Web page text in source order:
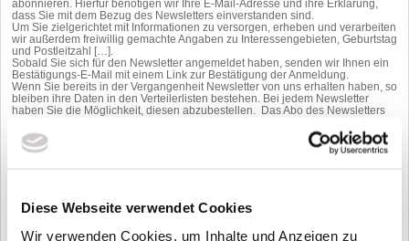
Diese Webseite verwendet Cookies
Wir verwenden Cookies, um Inhalte und Anzeigen zu
abonnieren. Hierfür benötigen wir Ihre E-Mail-Adresse und ihre Erklärung,
dass Sie mit dem Bezug des Newsletters einverstanden sind.
Um Sie zielgerichtet mit Informationen zu versorgen, erheben und verarbeiten
wir außerdem freiwillig gemachte Angaben zu Interessengebieten, Geburtstag
und Postleitzahl […].
Sobald Sie sich für den Newsletter angemeldet haben, senden wir Ihnen ein
Bestätigungs-E-Mail mit einem Link zur Bestätigung der Anmeldung.
Wenn Sie bereits in der Vergangenheit Newsletter von uns erhalten haben, so
bleiben ihre Daten in den Verteilerlisten bestehen. Bei jedem Newsletter
haben Sie die Möglichkeit, diesen abzubestellen. Das Abo des Newsletters
folgende E-Mail-Adresse:
. Wir löschen
anschließend umgehend Ihre Daten im Zusammenhang mit dem Newsletter-
Diese Website nutzt den Dienst „Google Analytics“, welcher von der Google
wird, zur Analyse der Websitebenutzung durch Nutzer. Der Dienst verwendet